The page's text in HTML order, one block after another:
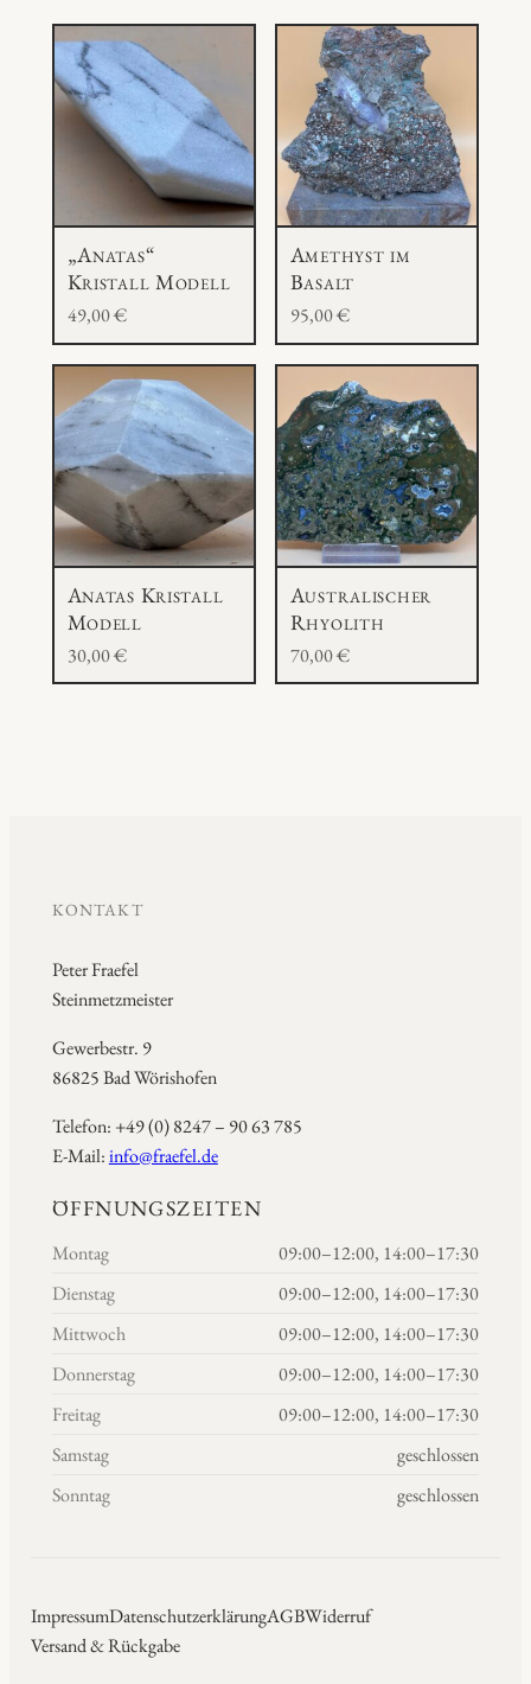
„Anatas“
Kristall Modell
49,00€
Amethyst im
Basalt
95,00€
Anatas Kristall
Modell
30,00€
Australischer
Rhyolith
70,00€
KONTAKT
Peter Fraefel
Steinmetzmeister
Gewerbestr. 9
86825 Bad Wörishofen
Telefon: +49 (0) 8247 – 90 63 785
E-Mail:info@fraefel.de
ÖFFNUNGSZEITEN
Montag
09:00–12:00, 14:00–17:30
Dienstag
09:00–12:00, 14:00–17:30
Mittwoch
09:00–12:00, 14:00–17:30
Donnerstag
09:00–12:00, 14:00–17:30
Freitag
09:00–12:00, 14:00–17:30
Samstag
geschlossen
Sonntag
geschlossen
ImpressumDatenschutzerklärungAGBWiderruf
Versand & Rückgabe